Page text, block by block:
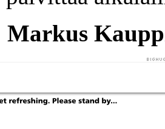
Markus